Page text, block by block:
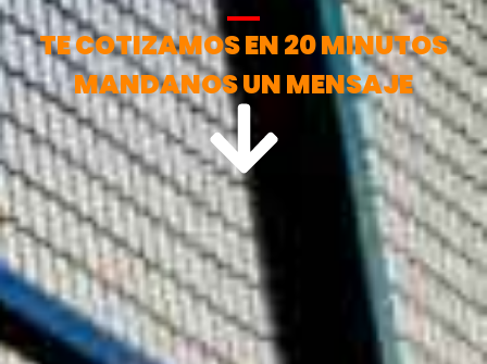
TE COTIZAMOS EN 20 MINUTOS
MANDANOS UN MENSAJE